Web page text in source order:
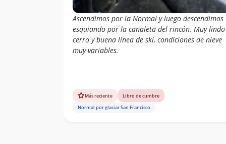
23/11/03 Elvis Acevedo
09/04/03
Paulo Cox
Carlos Andrés
Correa Grez
30/01/02
Eduardo Alexis
Ascendimos por la Normal y luego descendimos
esquiando por la canaleta del rincón. Muy lindo
cerro y buena línea de ski, condiciones de nieve
muy variables.
Más reciente
Libro de cumbre
Normal por glaciar San Francisco